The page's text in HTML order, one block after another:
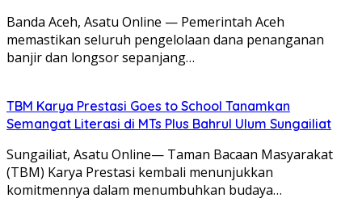
Banda Aceh, Asatu Online — Pemerintah Aceh
memastikan seluruh pengelolaan dana penanganan
banjir dan longsor sepanjang…
TBM Karya Prestasi Goes to School Tanamkan
Semangat Literasi di MTs Plus Bahrul Ulum Sungailiat
Sungailiat, Asatu Online— Taman Bacaan Masyarakat
(TBM) Karya Prestasi kembali menunjukkan
komitmennya dalam menumbuhkan budaya…